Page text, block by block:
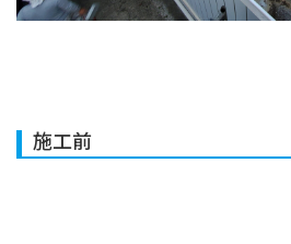
施工前